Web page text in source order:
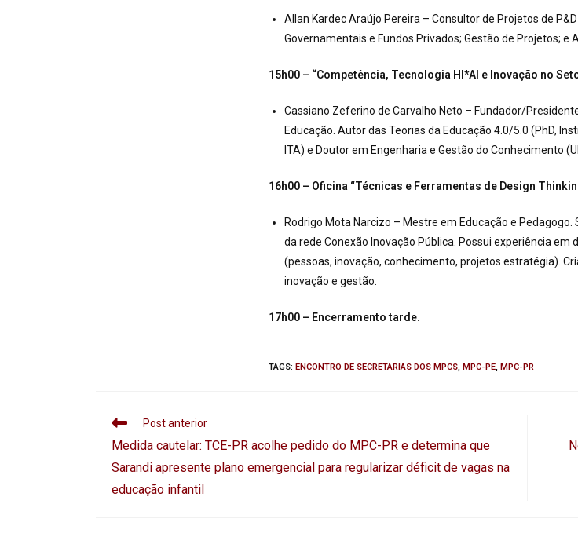
Allan Kardec Araújo Pereira – Consultor de Projetos de
Governamentais e Fundos Privados; Gestão de Projetos; e
15h00 – “Competência, Tecnologia HI*AI e Inovação no
Cassiano Zeferino de Carvalho Neto – Fundador/
Educação. Autor das Teorias da Educação 4.0/5.0 (PhD,
ITA) e Doutor em Engenharia e Gestão do Conhecimento
16h00 – Oficina “Técnicas e Ferramentas de Design
Rodrigo Mota Narcizo – Mestre em Educação e
da rede Conexão Inovação Pública. Possui experiência em
(pessoas, inovação, conhecimento, projetos estratégia).
inovação e gestão.
17h00 – Encerramento tarde.
TAGS: ENCONTRO DE SECRETARIAS DOS MPCS, MPC-PE, MPC-PR
Post anterior
Medida cautelar: TCE-PR acolhe pedido do MPC-PR e determina que
Sarandi apresente plano emergencial para regularizar déficit de vagas na
educação infantil